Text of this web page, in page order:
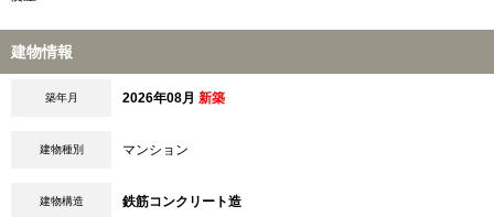
建物情報
築年月 2026年08月 新築
建物種別 マンション
建物構造 鉄筋コンクリート造